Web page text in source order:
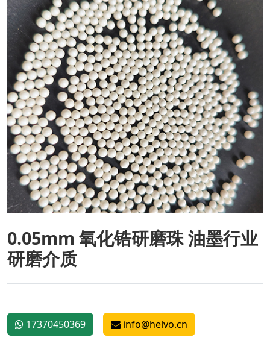
0.05mm 氧化锆研磨珠 油墨行业
研磨介质
17370450369 info@helvo.cn